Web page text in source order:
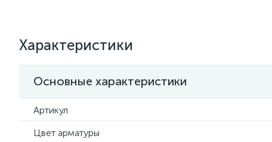
Характеристики
Основные характеристики
Артикул
Цвет арматуры